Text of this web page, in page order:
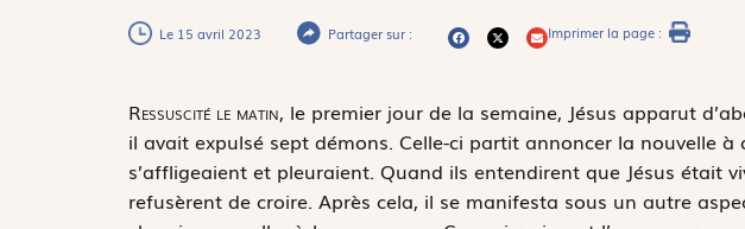
Le 15 avril 2023 Partager sur : Imprimer la page :
Ressuscité le matin, le premier jour de la semaine, Jésus apparut
il avait expulsé sept démons. Celle-ci partit annoncer la nouvelle à
s’affligeaient et pleuraient. Quand ils entendirent que Jésus était
refusèrent de croire. Après cela, il se manifesta sous un autre